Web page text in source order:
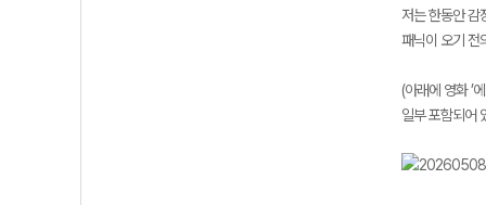
저는 한동안 감
패닉이 오기 전
(아래에 영화 ’
일부 포함되어